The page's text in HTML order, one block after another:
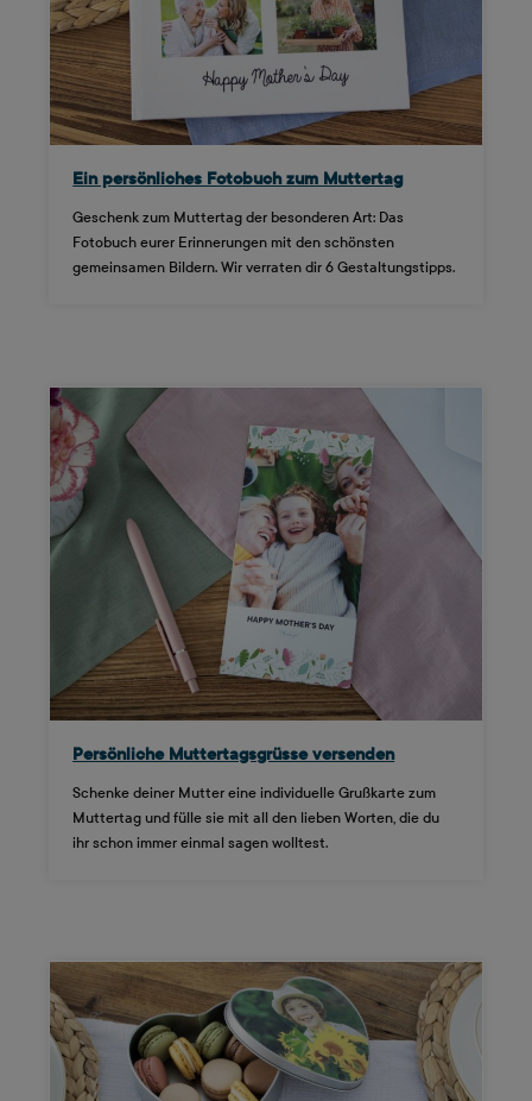
Ein persönliches Fotobuch zum Muttertag
Geschenk zum Muttertag der besonderen Art: Das
Fotobuch eurer Erinnerungen mit den schönsten
gemeinsamen Bildern. Wir verraten dir 6 Gestaltungstipps.
Persönliche Muttertagsgrüsse versenden
Schenke deiner Mutter eine individuelle Grußkarte zum
Muttertag und fülle sie mit all den lieben Worten, die du
ihr schon immer einmal sagen wolltest.